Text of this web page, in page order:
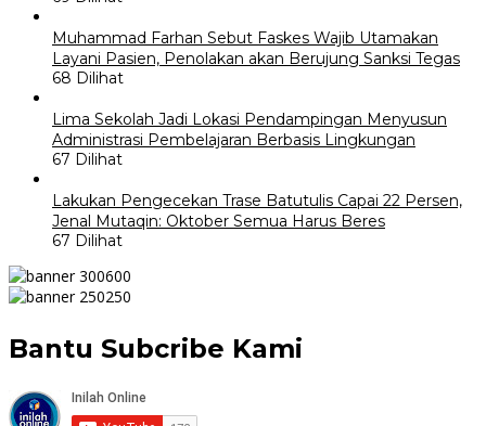
Muhammad Farhan Sebut Faskes Wajib Utamakan
Layani Pasien, Penolakan akan Berujung Sanksi Tegas
68 Dilihat
Lima Sekolah Jadi Lokasi Pendampingan Menyusun
Administrasi Pembelajaran Berbasis Lingkungan
67 Dilihat
Lakukan Pengecekan Trase Batutulis Capai 22 Persen,
Jenal Mutaqin: Oktober Semua Harus Beres
67 Dilihat
Bantu Subcribe Kami